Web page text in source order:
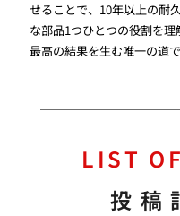
せることで、10年以上の耐
な部品1つひとつの役割を理
最高の結果を生む唯一の道で
LIST
投稿